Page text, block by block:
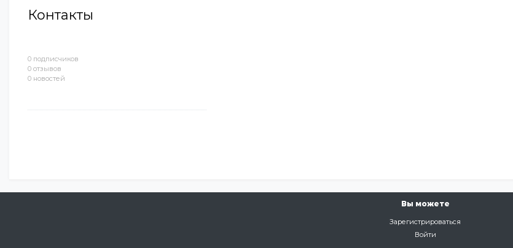
0 подписчиков
0 отзывов
0 новостей
Контакты
Вы можете
Зарегистрироваться
Войти